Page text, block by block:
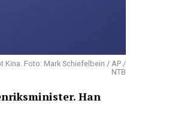
Kina. Foto: Mark Schiefelbein / AP /
NTB
Han